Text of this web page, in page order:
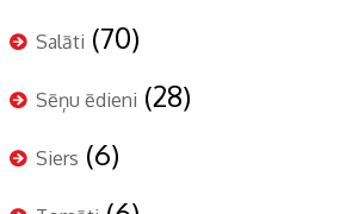
Salāti (70)
Sēņu ēdieni (28)
Siers (6)